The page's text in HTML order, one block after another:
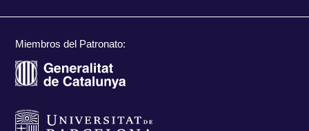
Miembros del Patronato: